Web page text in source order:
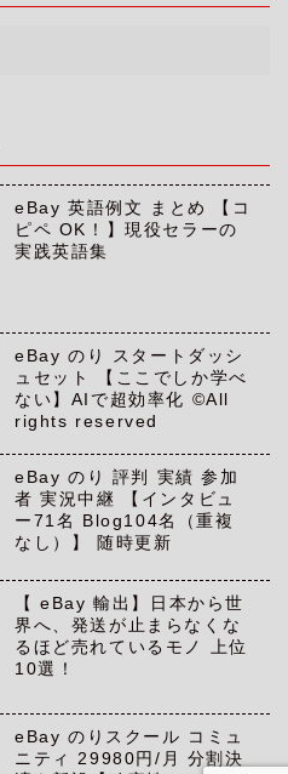
eBay 英語例文 まとめ 【コ
ピペ OK！】現役セラーの
実践英語集
eBay のり スタートダッシ
ュセット 【ここでしか学べ
ない】AIで超効率化 ©All
rights reserved
eBay のり 評判 実績 参加
者 実況中継 【インタビュ
ー71名 Blog104名（重複
なし）】 随時更新
【 eBay 輸出】日本から世
界へ、発送が止まらなくな
るほど売れているモノ 上位
10選！
eBay のりスクール コミュ
ニティ 29980円/月 分割決